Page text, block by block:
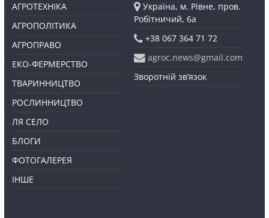
АГРОТЕХНІКА
АГРОПОЛІТИКА
АГРОПРАВО
ЕКО-ФЕРМЕРСТВО
ТВАРИННИЦТВО
РОСЛИННИЦТВО
ЛЯ СЕЛО
БЛОГИ
ФОТОГАЛЕРЕЯ
ІНШЕ
Україна, м. Рівне, пров.
Робітничий, 6а
+38 067 364 71 72
agroc.news@gmail.com
Зворотній зв’язок